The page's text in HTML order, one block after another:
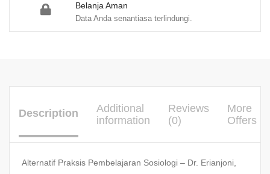
Belanja Aman
Data Anda senantiasa terlindungi.
Description
Additional
information
Reviews
(0)
More
Offers
Alternatif Praksis Pembelajaran Sosiologi – Dr. Erianjoni,